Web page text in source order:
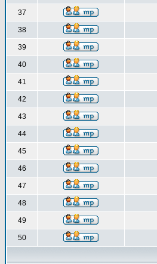
37
38
39
40
41
42
43
44
45
46
47
48
49
50